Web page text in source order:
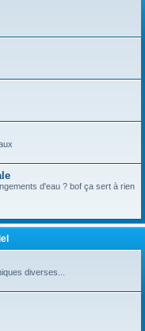
d'eau ? bof ça sert à rien
diverses...